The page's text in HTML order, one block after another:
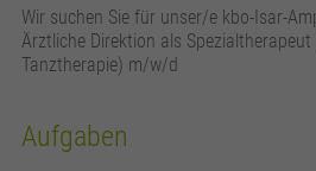
Wir suchen Sie für unser/e kbo-Isar-
Ärztliche Direktion als Spezialtherapeut
Tanztherapie) m/w/d
Aufgaben